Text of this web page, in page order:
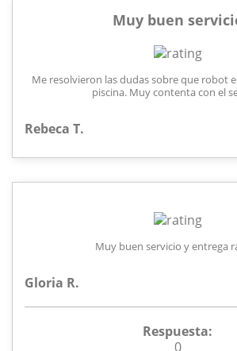
Muy buen
Me resolvieron las dudas sobre que robot
piscina. Muy contenta con el
Rebeca T.
Muy buen servicio y entrega
Gloria R.
Respuesta:
0